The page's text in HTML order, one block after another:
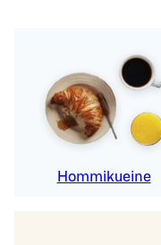
Hommikueine